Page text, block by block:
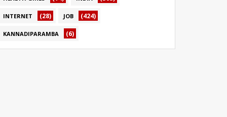
INTERNET (28) JOB (424)
KANNADIPARAMBA (6)